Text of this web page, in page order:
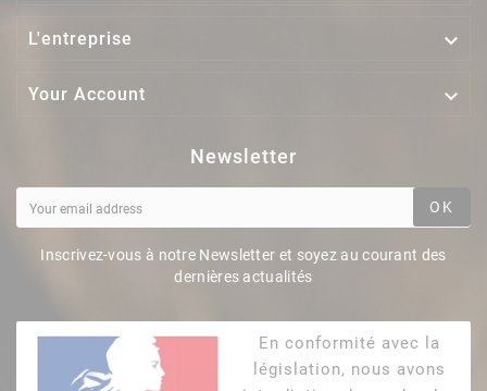
L'entreprise 
Your Account 
Newsletter
OK
Inscrivez-vous à notre Newsletter et soyez au courant des
dernières actualités
En conformité avec la
législation, nous avons